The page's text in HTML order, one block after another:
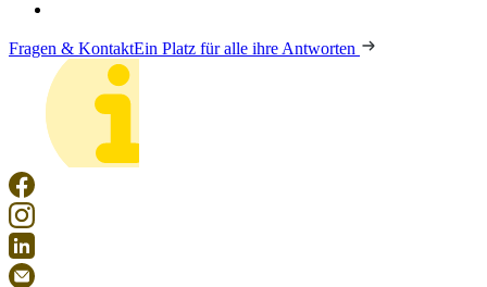
Fragen & KontaktEin Platz für alle ihre Antworten